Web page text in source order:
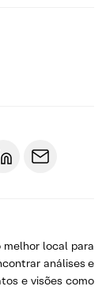
melhor local para
análises e
e visões como